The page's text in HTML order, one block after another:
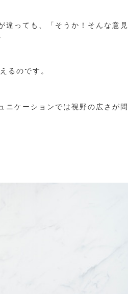
違っても、「そうか！そんな意見
るのです。
ニケーションでは視野の広さが問